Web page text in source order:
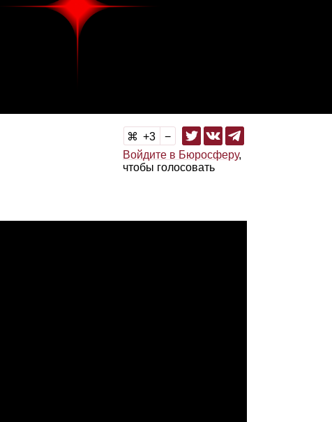
3
Войдите в Бюросферу,
чтобы голосовать